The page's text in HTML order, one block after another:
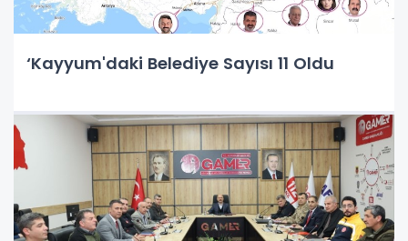
‘Kayyum'daki Belediye Sayısı 11 Oldu